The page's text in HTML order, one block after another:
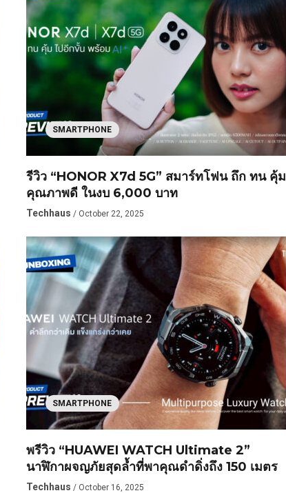
SMARTPHONE
รีวิว “HONOR X7d 5G” สมาร์ทโฟน ถึก ทน คุ้ม
คุณภาพดี ในงบ 6,000 บาท
Techhaus / October 22, 2025
SMARTPHONE
พรีวิว “HUAWEI WATCH Ultimate 2”
นาฬิกาผจญภัยสุดล้ำที่พาคุณดำดิ่งถึง 150 เมตร
Techhaus / October 16, 2025